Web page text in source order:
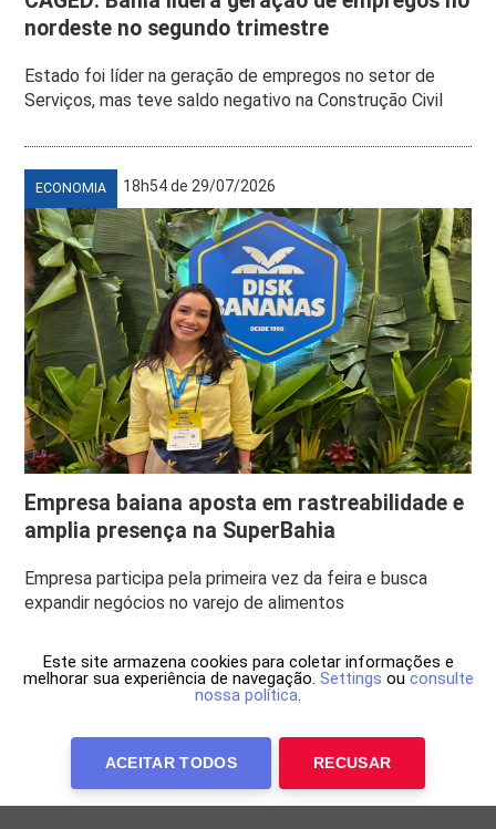
nordeste no segundo trimestre
Estado foi líder na geração de empregos no setor de
Serviços, mas teve saldo negativo na Construção Civil
ECONOMIA 18h54 de 29/07/2026
Empresa baiana aposta em rastreabilidade e
amplia presença na SuperBahia
Empresa participa pela primeira vez da feira e busca
expandir negócios no varejo de alimentos
Este site armazena cookies para coletar informações e
melhorar sua experiência de navegação. Settings ou consulte
nossa política.
ACEITAR TODOS RECUSAR